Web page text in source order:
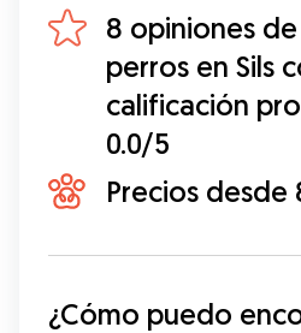
8 opiniones
perros en Sils
calificación
0.0/5
Precios
¿Cómo puedo